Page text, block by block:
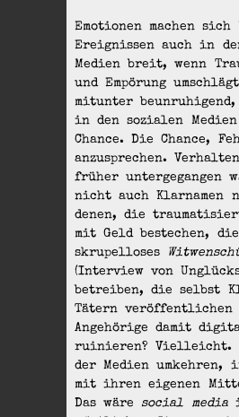
Emotionen machen
Ereignissen auch in
Medien breit, wenn
und Empörung
mitunter
in den sozialen
Chance. Die Chance,
anzusprechen.
früher untergegangen
nicht auch Klarnamen
denen, die
mit Geld bestechen, die
skrupelloses
(Interview von
betreiben, die selbst
Tätern veröffentlichen
Angehörige damit
ruinieren? Vielleicht.
der Medien umkehren,
mit ihren eigenen
Das wäre social media